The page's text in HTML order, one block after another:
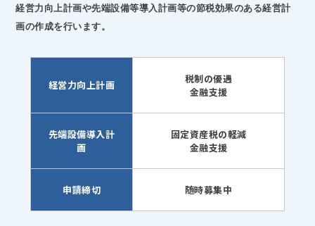
経営力向上計画や先端設備等導入計画等の節税効果のある経営計
画の作成を行います。
経営力向上計画
税制の優遇
金融支援
先端設備導入計
画
固定資産税の軽減
金融支援
申請締切 随時募集中